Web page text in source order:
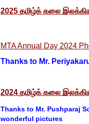
2025 தமிழ்க் கலை
MTA Annual Day 2024
Thanks to Mr.
2024 தமிழ்க் கலை
Thanks to Mr. Pushparaj
wonderful pictures